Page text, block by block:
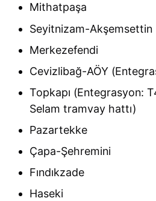
Mithatpaşa
Seyitnizam-Akşemsettin
Merkezefendi
Cevizlibağ-AÖY
Topkapı (Entegrasyon:
Selam tramvay hattı)
Pazartekke
Çapa-Şehremini
Fındıkzade
Haseki